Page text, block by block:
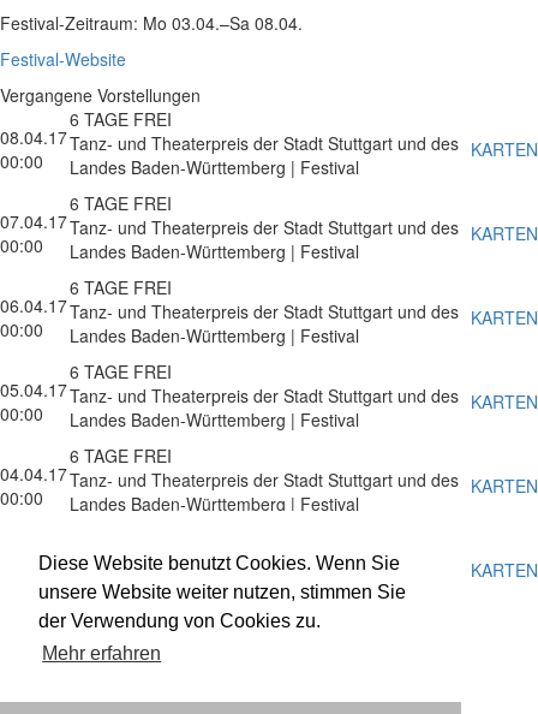
Diese Website benutzt Cookies. Wenn Sie
unsere Website weiter nutzen, stimmen Sie
der Verwendung von Cookies zu.
Mehr erfahren
Festival-Zeitraum: Mo 03.04.–Sa 08.04.
Festival-Website
Vergangene Vorstellungen
08.04.17
00:00
6 TAGE FREI
Tanz- und Theaterpreis der Stadt Stuttgart und des
Landes Baden-Württemberg | Festival
KARTEN
07.04.17
00:00
6 TAGE FREI
Tanz- und Theaterpreis der Stadt Stuttgart und des
Landes Baden-Württemberg | Festival
KARTEN
06.04.17
00:00
6 TAGE FREI
Tanz- und Theaterpreis der Stadt Stuttgart und des
Landes Baden-Württemberg | Festival
KARTEN
05.04.17
00:00
6 TAGE FREI
Tanz- und Theaterpreis der Stadt Stuttgart und des
Landes Baden-Württemberg | Festival
KARTEN
04.04.17
00:00
6 TAGE FREI
Tanz- und Theaterpreis der Stadt Stuttgart und des
Landes Baden-Württemberg | Festival
KARTEN
03.04.17
00:00
Tanz- und Theaterpreis der Stadt Stuttgart und des
Landes Baden-Württemberg | Festival
KARTEN
Impressum
Datenschutz
facebook